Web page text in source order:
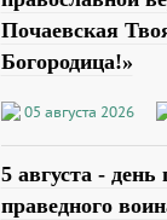
Почаевская
Богородица!»
05 августа 2026
5 августа - день
праведного